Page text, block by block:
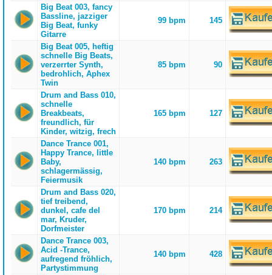
Big Beat 003, fancy
Bassline, jazziger
Big Beat, funky
Gitarre
99 bpm 145
Big Beat 005, heftig
schnelle Big Beats,
verzerrter Synth,
bedrohlich, Aphex
Twin
85 bpm 90
Drum and Bass 010,
schnelle
Breakbeats,
freundlich, für
Kinder, witzig, frech
165 bpm 127
Dance Trance 001,
Happy Trance, little
Baby,
schlagermässig,
Feiermusik
140 bpm 263
Drum and Bass 020,
tief treibend,
dunkel, cafe del
mar, Kruder,
Dorfmeister
170 bpm 214
Dance Trance 003,
Acid -Trance,
aufregend fröhlich,
Partystimmung
140 bpm 428